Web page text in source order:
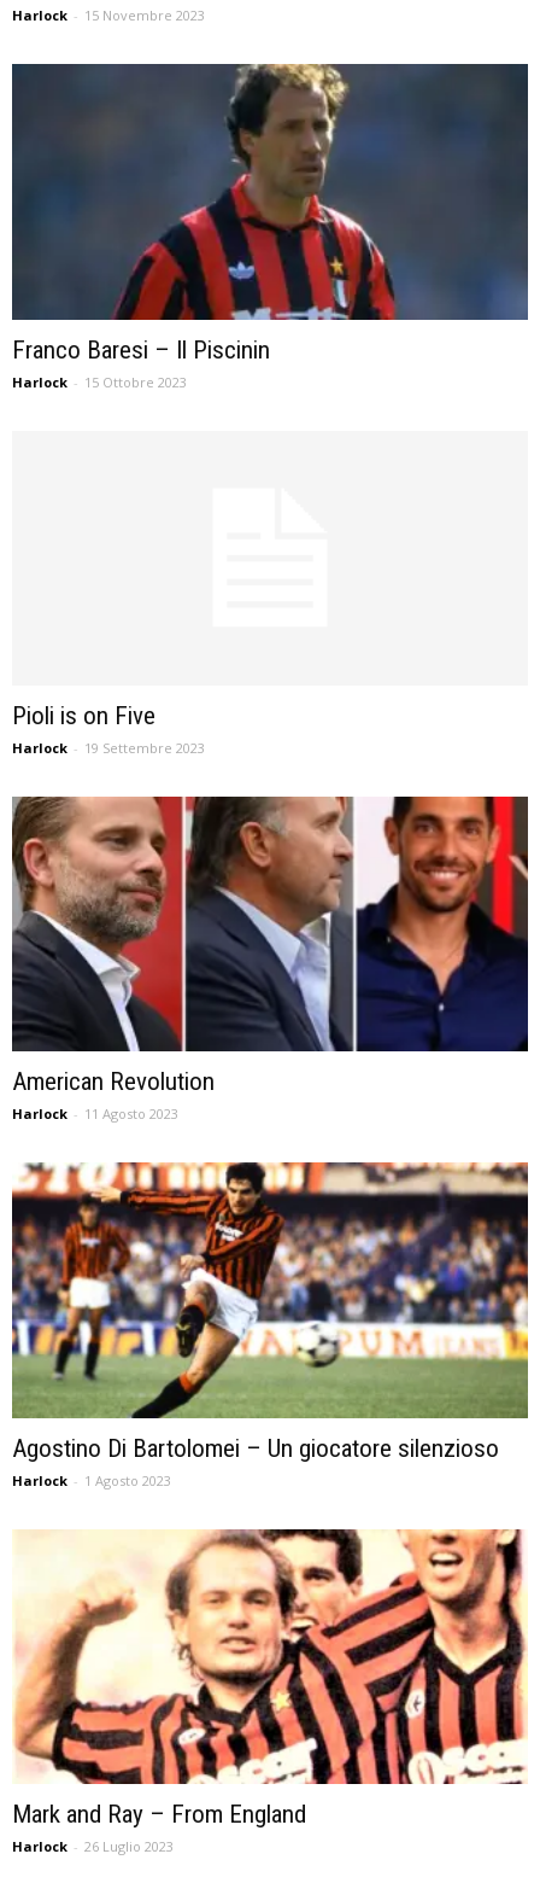
Harlock - 15 Novembre 2023
Franco Baresi – Il Piscinin
Harlock - 15 Ottobre 2023
Pioli is on Five
Harlock - 19 Settembre 2023
American Revolution
Harlock - 11 Agosto 2023
Agostino Di Bartolomei – Un giocatore silenzioso
Harlock - 1 Agosto 2023
Mark and Ray – From England
Harlock - 26 Luglio 2023